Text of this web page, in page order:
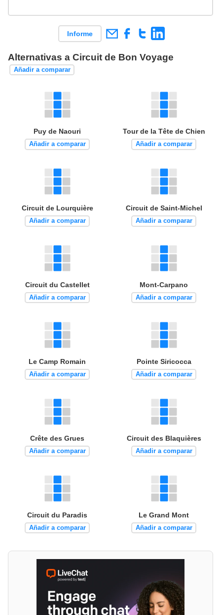
Informe
Alternativas a Circuit de Bon Voyage
Añadir a comparar
Puy de Naouri
Añadir a comparar
Tour de la Tête de Chien
Añadir a comparar
Circuit de Lourquière
Añadir a comparar
Circuit de Saint-Michel
Añadir a comparar
Circuit du Castellet
Añadir a comparar
Mont-Carpano
Añadir a comparar
Le Camp Romain
Añadir a comparar
Pointe Siricocca
Añadir a comparar
Crête des Grues
Añadir a comparar
Circuit des Blaquières
Añadir a comparar
Circuit du Paradis
Añadir a comparar
Le Grand Mont
Añadir a comparar